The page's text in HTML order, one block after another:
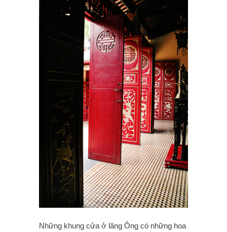
Những khung cửa ở lăng Ông có những hoa